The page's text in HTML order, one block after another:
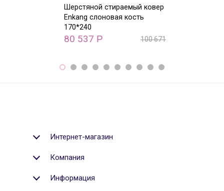
Шерстяной стираемый ковер
Enkang слоновая кость
170*240
80 537 Р 100 671
Интернет-магазин
Компания
Информация